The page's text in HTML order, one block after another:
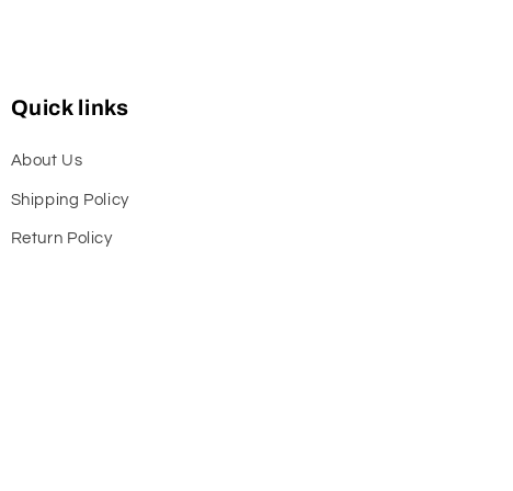
Quick links
About Us
Shipping Policy
Return Policy